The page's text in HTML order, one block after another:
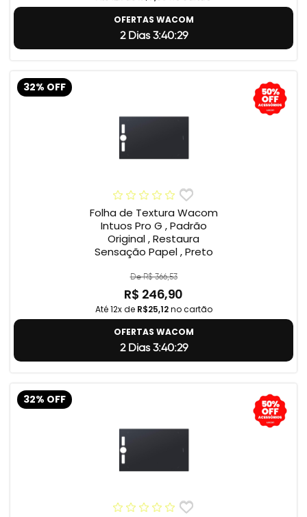
OFERTAS WACOM
2 Dias 3:40:29
32% OFF
Folha de Textura Wacom
Intuos Pro G , Padrão
Original , Restaura
Sensação Papel , Preto
De R$ 366,53
R$ 246,90
Até 12x de R$25,12no cartão
OFERTAS WACOM
2 Dias 3:40:29
32% OFF